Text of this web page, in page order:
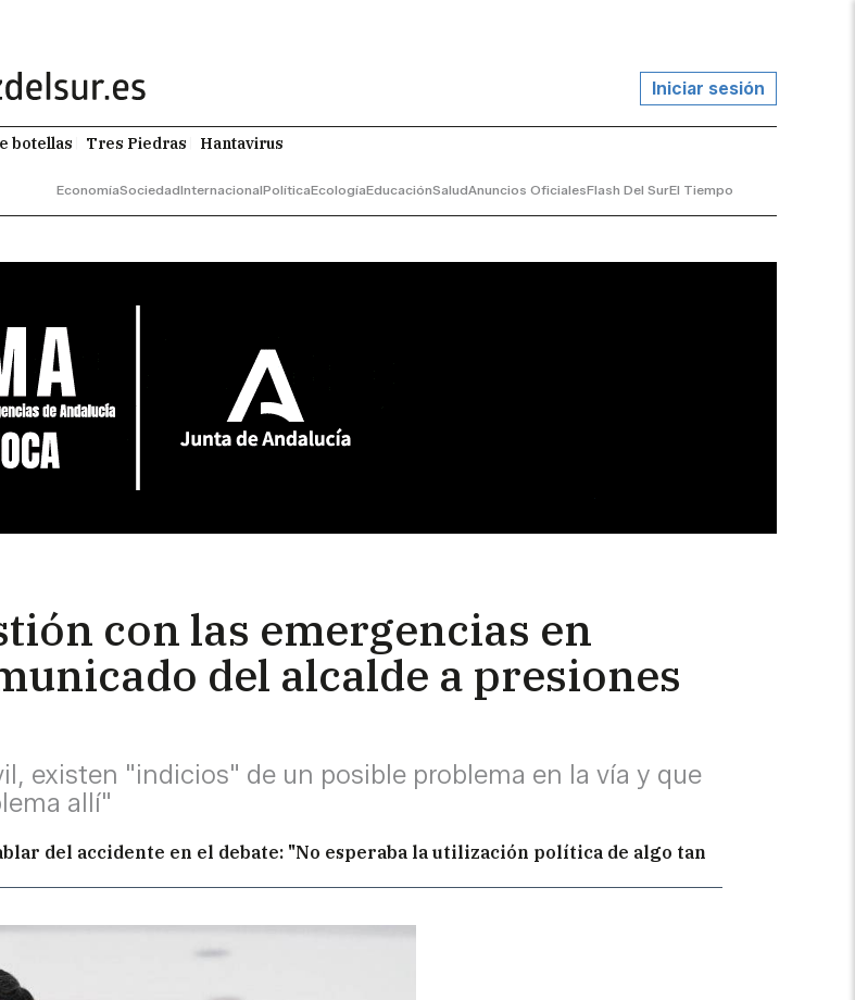
Iniciar sesión
botellas Tres Piedras Hantavirus
EconomíaSociedadInternacionalPolíticaEcologíaEducaciónSaludAnuncios OficialesFlash Del SurEl Tiempo
con las emergencias en
del alcalde a presiones
existen "indicios" de un posible problema en la vía y que
allí"
del accidente en el debate: "No esperaba la utilización política de algo tan